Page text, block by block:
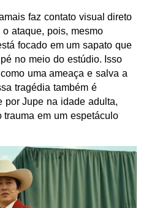
faz contato visual direto
ataque, pois, mesmo
focado em um sapato que
no meio do estúdio. Isso
uma ameaça e salva a
tragédia também é
por Jupe na idade adulta,
trauma em um espetáculo